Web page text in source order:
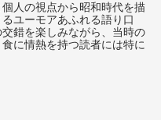
個人の視点から昭和時代を描
ユーモアあふれる語り口
錯を楽しみながら、当時の
に情熱を持つ読者には特に